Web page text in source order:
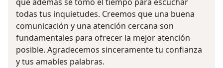
que además se tomó el tiempo para escuchar
todas tus inquietudes. Creemos que una buena
comunicación y una atención cercana son
fundamentales para ofrecer la mejor atención
posible. Agradecemos sinceramente tu confianza
y tus amables palabras.